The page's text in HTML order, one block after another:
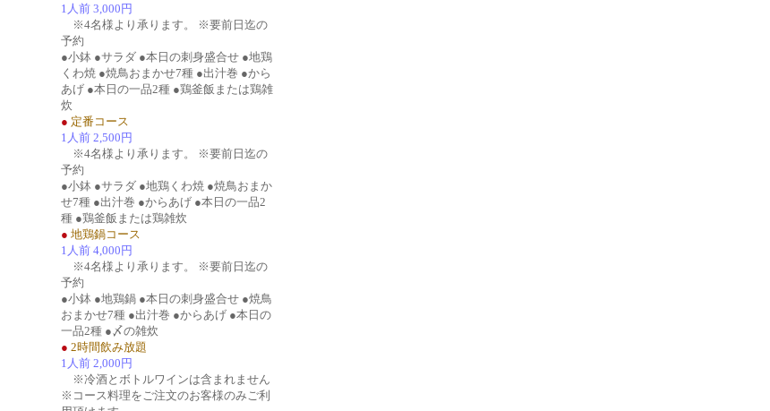
1人前 3,000円
※4名様より承ります。 ※要前日迄の
予約
●小鉢 ●サラダ ●本日の刺身盛合せ ●地鶏
くわ焼 ●焼鳥おまかせ7種 ●出汁巻 ●から
あげ ●本日の一品2種 ●鶏釜飯または鶏雑
炊
● 定番コース
1人前 2,500円
※4名様より承ります。 ※要前日迄の
予約
●小鉢 ●サラダ ●地鶏くわ焼 ●焼鳥おまか
せ7種 ●出汁巻 ●からあげ ●本日の一品2
種 ●鶏釜飯または鶏雑炊
● 地鶏鍋コース
1人前 4,000円
※4名様より承ります。 ※要前日迄の
予約
●小鉢 ●地鶏鍋 ●本日の刺身盛合せ ●焼鳥
おまかせ7種 ●出汁巻 ●からあげ ●本日の
一品2種 ●〆の雑炊
● 2時間飲み放題
1人前 2,000円
※冷酒とボトルワインは含まれません
※コース料理をご注文のお客様のみご利